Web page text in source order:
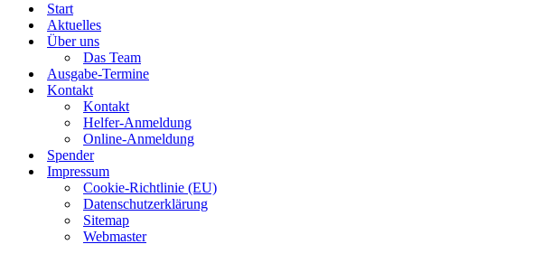
Start
Aktuelles
Über uns
Das Team
Ausgabe-Termine
Kontakt
Kontakt
Helfer-Anmeldung
Online-Anmeldung
Spender
Impressum
Cookie-Richtlinie (EU)
Datenschutzerklärung
Sitemap
Webmaster